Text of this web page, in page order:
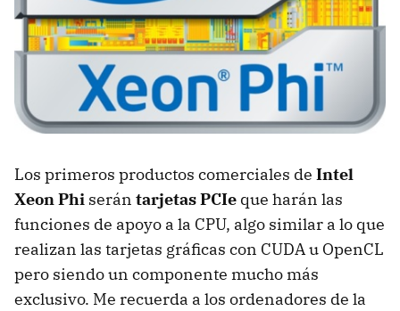
Los primeros productos comerciales de Intel
Xeon Phi serán tarjetasPCIe que harán las
funciones de apoyo a la CPU, algo similar a lo que
realizan las tarjetas gráficas con CUDAu OpenCL
pero siendo un componente mucho más
exclusivo. Me recuerda a los ordenadores de la